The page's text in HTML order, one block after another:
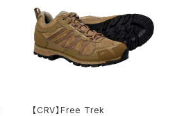
【CRV】Free Trek